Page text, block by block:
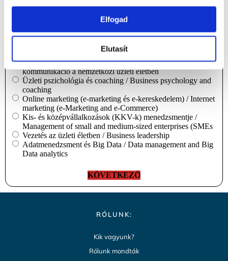
Elfogad
Elutasít
marketing az idegenforgalom, a vendéglátás és
a gasztronómia területén / Management and marketing in
tourism, hospitality and gastronomy
Emberi erőforrás (HR) és talent menedzsment / HR and
communication in international businessstechnika és
kommunikáció a nemzetközi üzleti életben
Üzleti pszichológia és coaching / Business psychology and
coaching
Online marketing (e-marketing és e-kereskedelem) / Internet
marketing (e-Marketing and e-Commerce)
Kis- és középvállalkozások (KKV-k) menedzsmentje /
Management of small and medium-sized enterprises (SMEs
Vezetés az üzleti életben / Business leadership
Adatmenedzsment és Big Data / Data management and Big
Data analytics
RÓLUNK:
Kik vagyunk?
Rólunk mondták